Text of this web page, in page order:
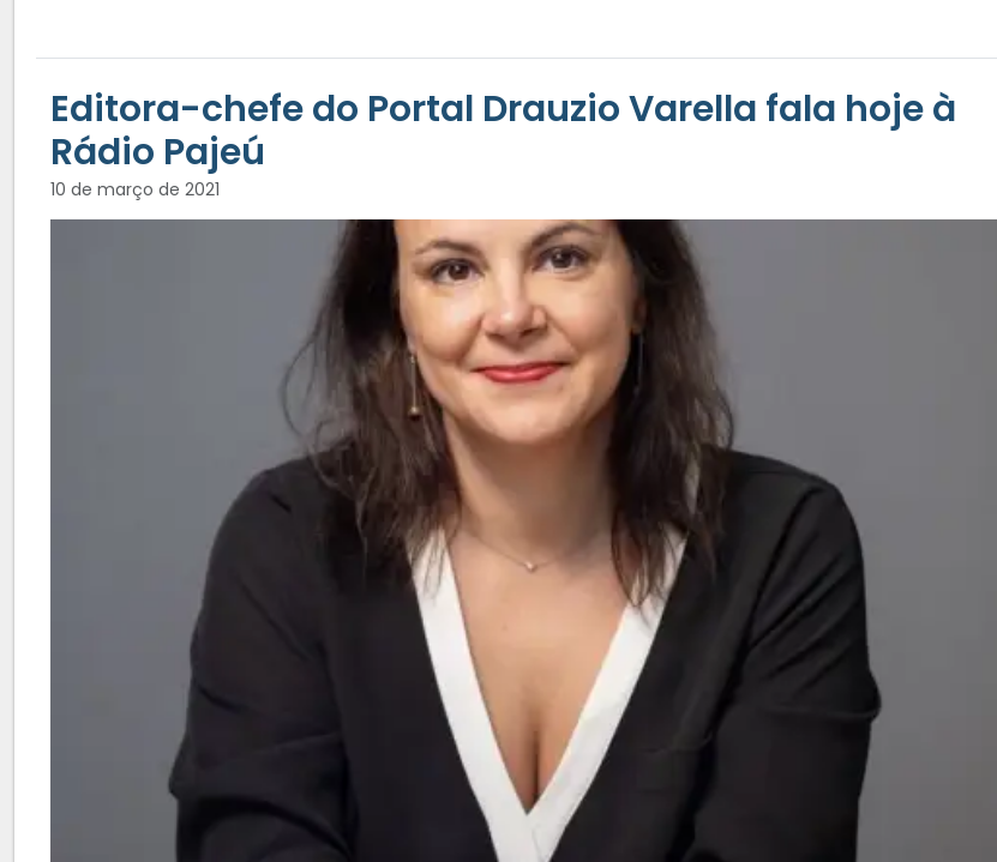
Editora-chefe do Portal Drauzio Varella fala hoje à
Rádio Pajeú
10 de março de 2021